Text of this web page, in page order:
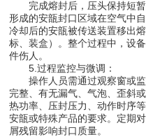
完成熔封后，压头保持短暂
形成的安瓿封口区域在空气中
冷却后的安瓿被传送装置移出
标、装盒）。整个过程中，设
件伤人。
5.过程监控与微调：
操作人员需通过观察窗或监
完整、有无漏气、气泡、歪斜
热功率、压封压力、动作时序
安瓿或特殊产品的要求。定期
屑残留影响封口质量。